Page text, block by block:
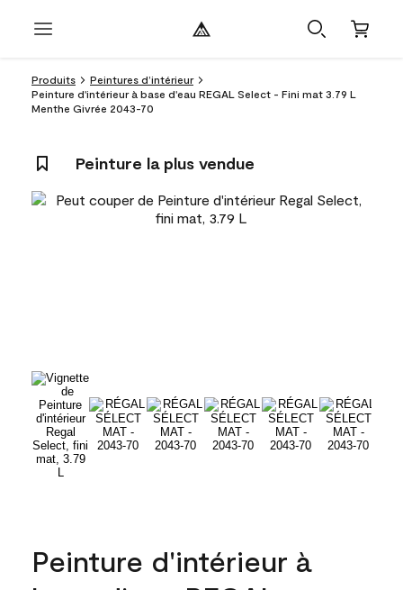
Produits
Peintures d’intérieur
Peinture d'intérieur à base d'eau REGAL Select - Fini mat 3.79 L
Menthe Givrée 2043-70
Peinture la plus vendue
Peinture d'intérieur à